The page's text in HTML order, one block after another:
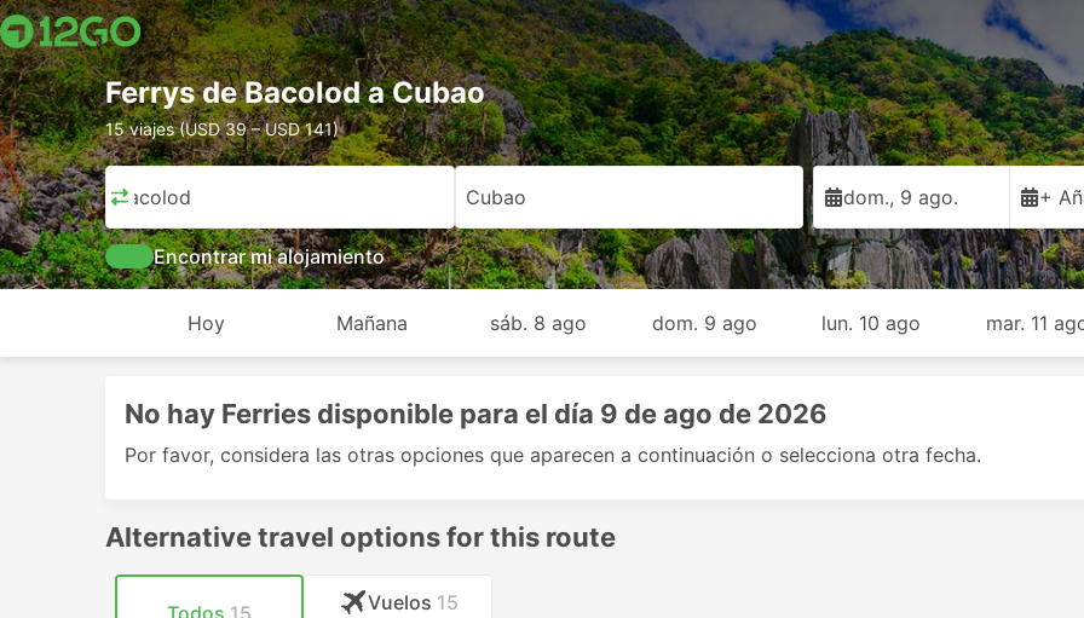
Ferrys de Bacolod a Cubao
15 viajes (USD 39 – USD 141)
Bacolod Cubao dom., 9 ago. +
Encontrar mi alojamiento
Hoy Mañana sáb. 8 ago dom. 9 ago lun. 10 ago mar. 11
No hay Ferries disponible para el día 9 de ago de 2026
Por favor, considera las otras opciones que aparecen a continuación o selecciona otra fecha.
Alternative travel options for this route
Todos 15 Vuelos 15